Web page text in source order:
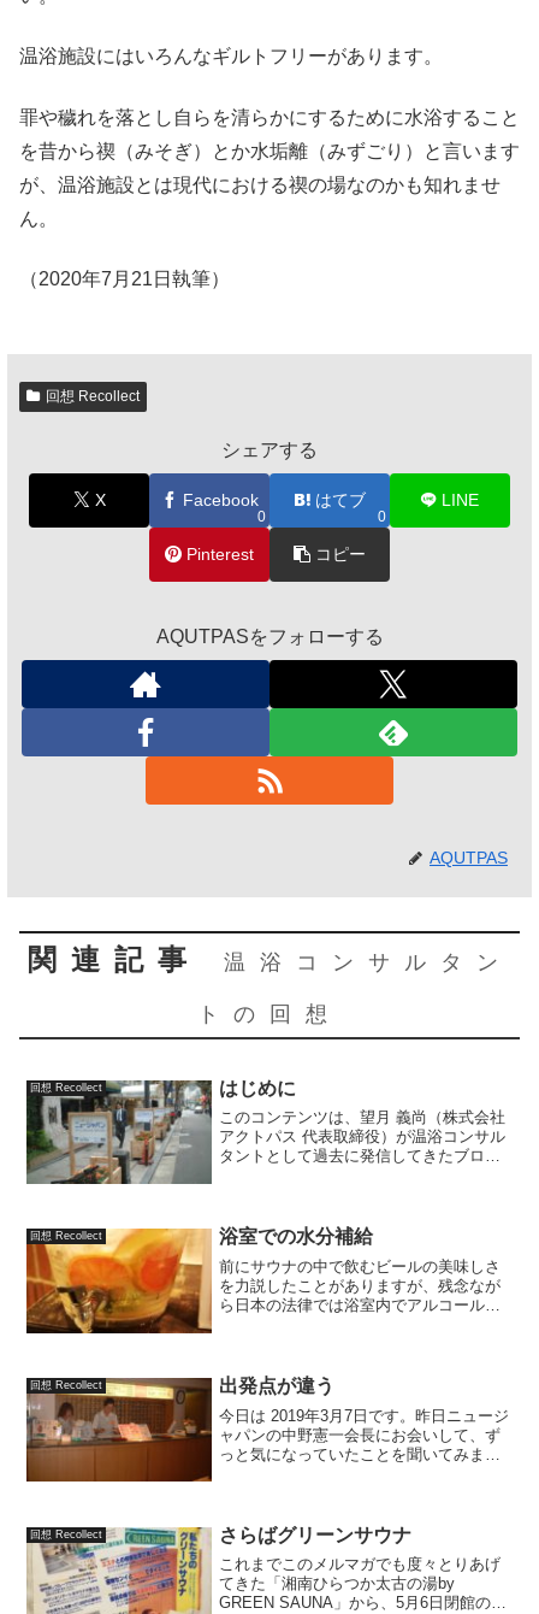
温浴施設にはいろんなギルトフリーがあります。
罪や穢れを落とし自らを清らかにするために水浴すること
を昔から禊（みそぎ）とか水垢離（みずごり）と言います
が、温浴施設とは現代における禊の場なのかも知れませ
ん。
（2020年7月21日執筆）
回想 Recollect
シェアする
X Facebook
0
はてブ
0
LINE
Pinterest コピー
AQUTPASをフォローする
AQUTPAS
関連記事 温浴コンサルタン
トの回想
回想 Recollect はじめに
このコンテンツは、望月 義尚（株式会社
アクトパス 代表取締役）が温浴コンサル
タントとして過去に発信してきたブログ
での仕事から得た学び...
回想 Recollect 浴室での水分補給
前にサウナの中で飲むビールの美味しさ
を力説したことがありますが、残念なが
ら日本の法律では浴室内でアルコールの
かし、ビールでなくても、...
回想 Recollect 出発点が違う
今日は 2019年3月7日です。昨日ニュージ
ャパンの中野憲一会長にお会いして、ず
っと気になっていたことを聞いてみまし
当時、会議が終わっ...
回想 Recollect さらばグリーンサウナ
これまでこのメルマガでも度々とりあげ
てきた「湘南ひらつか太古の湯by
GREEN SAUNA」から、5月6日閉館のお